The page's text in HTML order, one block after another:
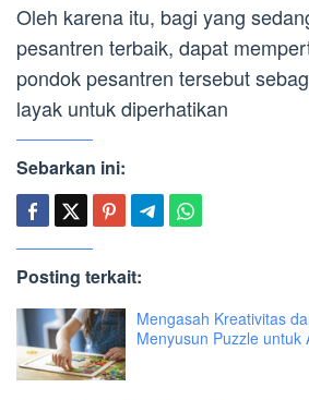
Oleh karena itu, bagi yang
pesantren terbaik, dapat
pondok pesantren tersebut
layak untuk diperhatikan
Sebarkan ini:
Posting terkait:
Mengasah Kreativitas
Menyusun Puzzle untuk